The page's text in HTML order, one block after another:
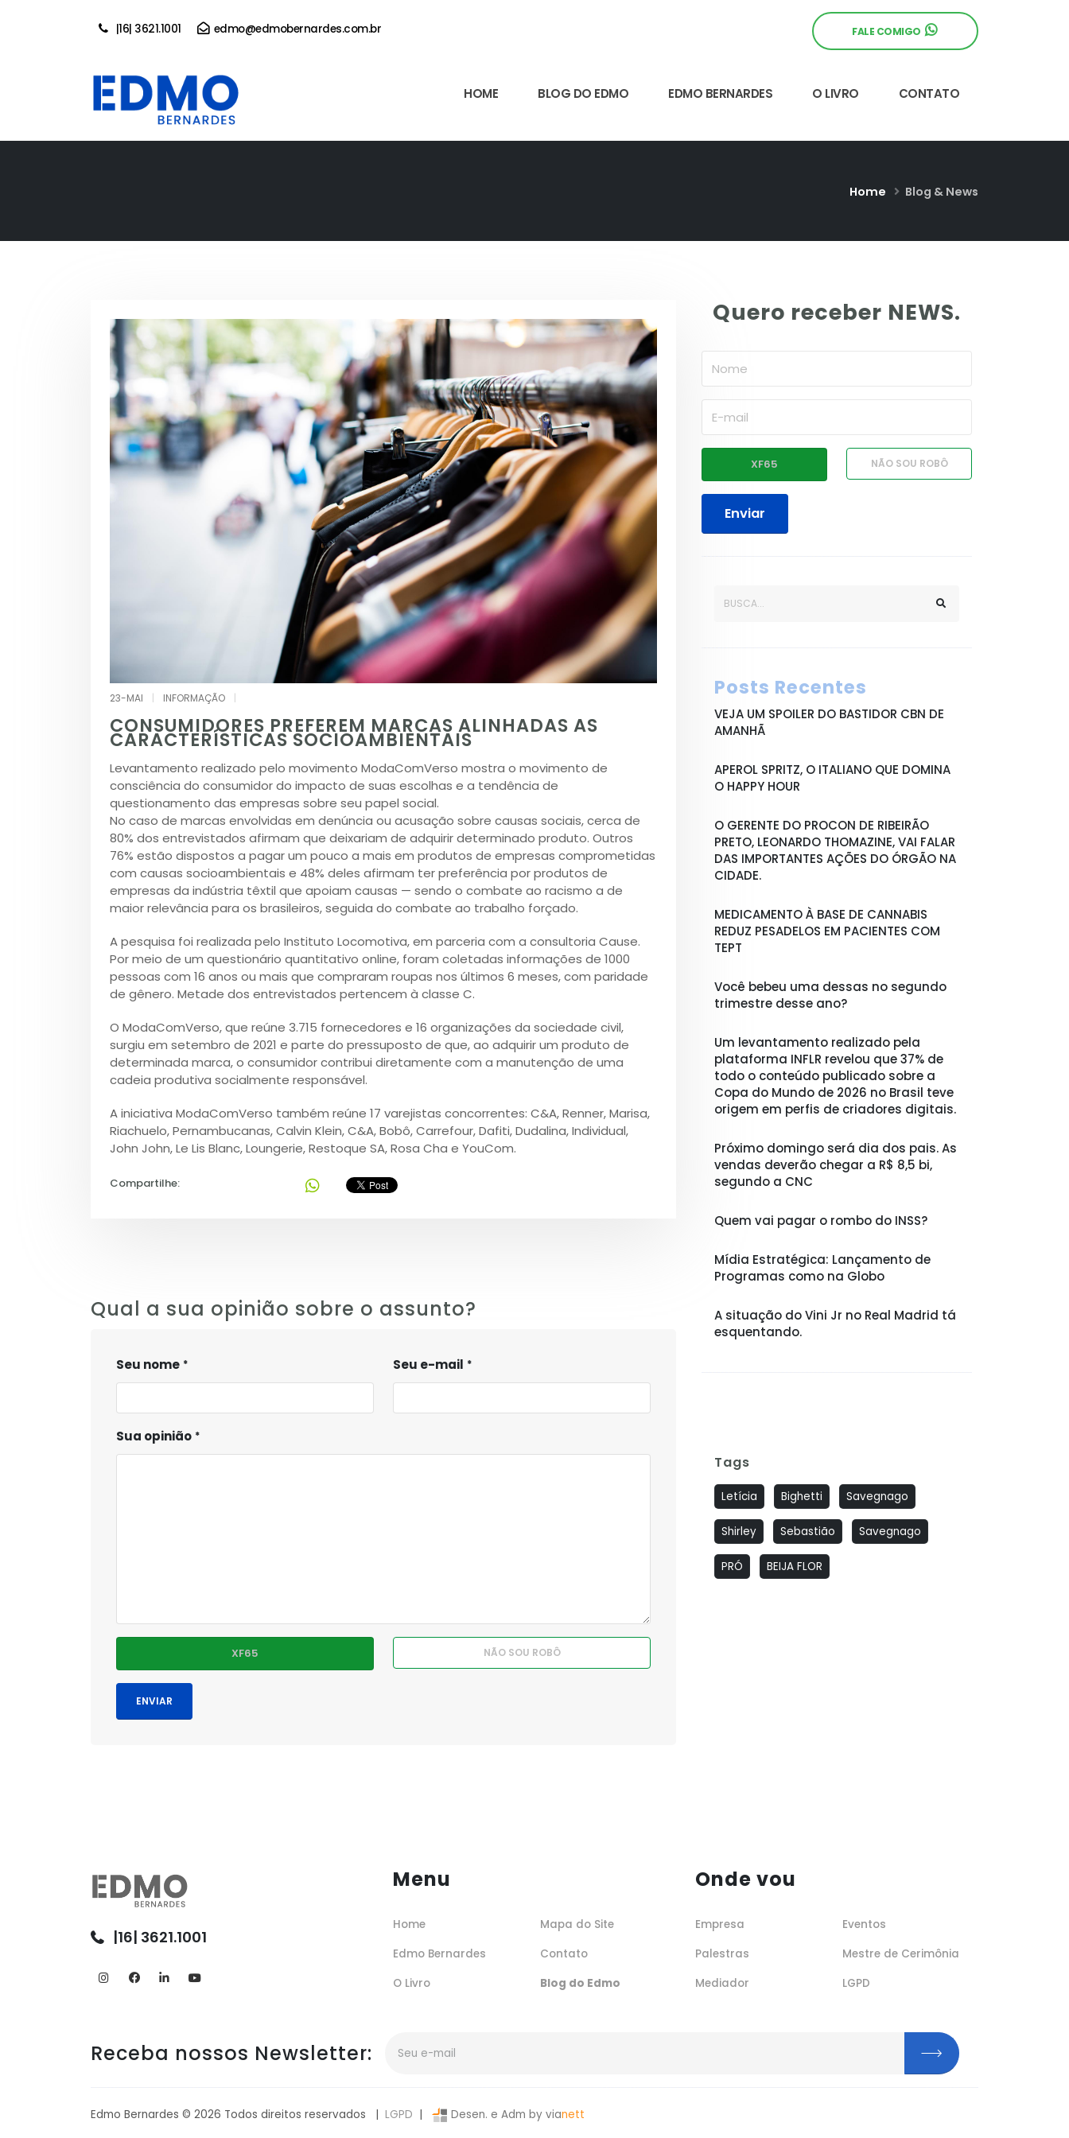
|16| 3621.1001 edmo@edmobernardes.com.br FALE COMIGO
HOME BLOG DO EDMO EDMO BERNARDES O LIVRO CONTATO
Home Blog & News
23-MAI INFORMAÇÃO
CONSUMIDORES PREFEREM MARCAS ALINHADAS AS
CARACTERÍSTICAS SOCIOAMBIENTAIS
Levantamento realizado pelo movimento ModaComVerso mostra o movimento de
consciência do consumidor do impacto de suas escolhas e a tendência de
questionamento das empresas sobre seu papel social.
No caso de marcas envolvidas em denúncia ou acusação sobre causas sociais, cerca de
80% dos entrevistados afirmam que deixariam de adquirir determinado produto. Outros
76% estão dispostos a pagar um pouco a mais em produtos de empresas comprometidas
com causas socioambientais e 48% deles afirmam ter preferência por produtos de
empresas da indústria têxtil que apoiam causas — sendo o combate ao racismo a de
maior relevância para os brasileiros, seguida do combate ao trabalho forçado.
A pesquisa foi realizada pelo Instituto Locomotiva, em parceria com a consultoria Cause.
Por meio de um questionário quantitativo online, foram coletadas informações de 1000
pessoas com 16 anos ou mais que compraram roupas nos últimos 6 meses, com paridade
de gênero. Metade dos entrevistados pertencem à classe C.
O ModaComVerso, que reúne 3.715 fornecedores e 16 organizações da sociedade civil,
surgiu em setembro de 2021 e parte do pressuposto de que, ao adquirir um produto de
determinada marca, o consumidor contribui diretamente com a manutenção de uma
cadeia produtiva socialmente responsável.
A iniciativa ModaComVerso também reúne 17 varejistas concorrentes: C&A, Renner, Marisa,
Riachuelo, Pernambucanas, Calvin Klein, C&A, Bobô, Carrefour, Dafiti, Dudalina, Individual,
John John, Le Lis Blanc, Loungerie, Restoque SA, Rosa Cha e YouCom.
Compartilhe:
Qual a sua opinião sobre o assunto?
Seu nome Seu e-mail
Sua opinião
Quero receber NEWS.
Enviar
Posts Recentes
VEJA UM SPOILER DO BASTIDOR CBN DE
AMANHÃ
APEROL SPRITZ, O ITALIANO QUE DOMINA
O HAPPY HOUR
O GERENTE DO PROCON DE RIBEIRÃO
PRETO, LEONARDO THOMAZINE, VAI FALAR
DAS IMPORTANTES AÇÕES DO ÓRGÃO NA
CIDADE.
MEDICAMENTO À BASE DE CANNABIS
REDUZ PESADELOS EM PACIENTES COM
TEPT
Você bebeu uma dessas no segundo
trimestre desse ano?
Um levantamento realizado pela
plataforma INFLR revelou que 37% de
todo o conteúdo publicado sobre a
Copa do Mundo de 2026 no Brasil teve
origem em perfis de criadores digitais.
Próximo domingo será dia dos pais. As
vendas deverão chegar a R$ 8,5 bi,
segundo a CNC
Quem vai pagar o rombo do INSS?
Mídia Estratégica: Lançamento de
Programas como na Globo
A situação do Vini Jr no Real Madrid tá
esquentando.
Tags
Letícia Bighetti Savegnago
Shirley Sebastião Savegnago
PRÓ BEIJA FLOR
|16| 3621.1001
Menu
Home
Edmo Bernardes
O Livro
Mapa do Site
Contato
Blog do Edmo
Onde vou
Empresa
Palestras
Mediador
Eventos
Mestre de Cerimônia
LGPD
Receba nossos Newsletter:
Edmo Bernardes © 2026 Todos direitos reservados | LGPD | Desen. e Adm by vianett